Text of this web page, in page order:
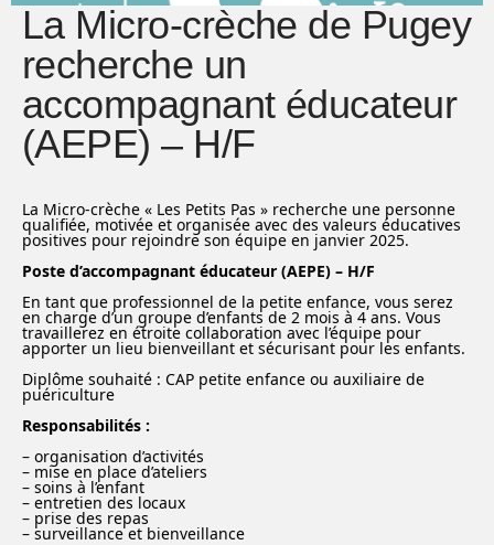
La Micro-crèche de Pugey
recherche un
accompagnant éducateur
(AEPE) – H/F
La Micro-crèche « Les Petits Pas » recherche une personne
qualifiée, motivée et organisée avec des valeurs éducatives
positives pour rejoindre son équipe en janvier 2025.
Poste d’accompagnant éducateur (AEPE) – H/F
En tant que professionnel de la petite enfance, vous serez
en charge d’un groupe d’enfants de 2 mois à 4 ans. Vous
travaillerez en étroite collaboration avec l’équipe pour
apporter un lieu bienveillant et sécurisant pour les enfants.
Diplôme souhaité : CAP petite enfance ou auxiliaire de
puériculture
Responsabilités :
– organisation d’activités
– mise en place d’ateliers
– soins à l’enfant
– entretien des locaux
– prise des repas
– surveillance et bienveillance